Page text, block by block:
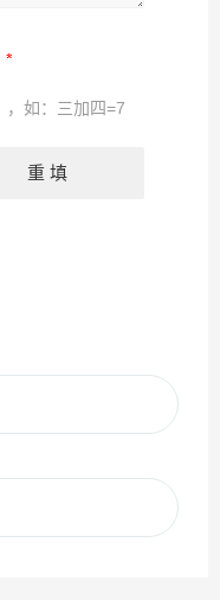
，如：三加四=7